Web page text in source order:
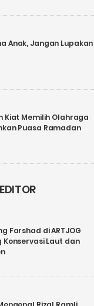
Anak, Jangan Lupakan
Kiat Memilih Olahraga
Puasa Ramadan
Farshad di ARTJOG
Konservasi Laut dan